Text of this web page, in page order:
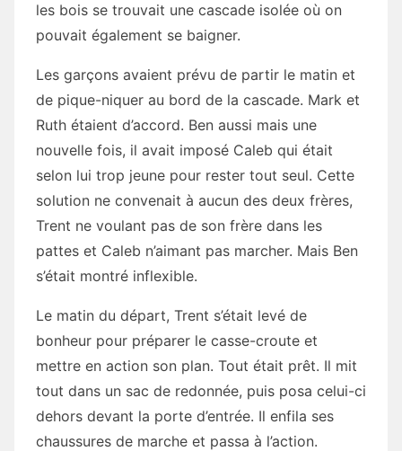
les bois se trouvait une cascade isolée où on
pouvait également se baigner.
Les garçons avaient prévu de partir le matin et
de pique-niquer au bord de la cascade. Mark et
Ruth étaient d’accord. Ben aussi mais une
nouvelle fois, il avait imposé Caleb qui était
selon lui trop jeune pour rester tout seul. Cette
solution ne convenait à aucun des deux frères,
Trent ne voulant pas de son frère dans les
pattes et Caleb n’aimant pas marcher. Mais Ben
s’était montré inflexible.
Le matin du départ, Trent s’était levé de
bonheur pour préparer le casse-croute et
mettre en action son plan. Tout était prêt. Il mit
tout dans un sac de redonnée, puis posa celui-ci
dehors devant la porte d’entrée. Il enfila ses
chaussures de marche et passa à l’action.